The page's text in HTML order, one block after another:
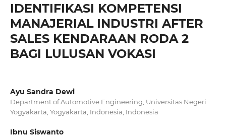
IDENTIFIKASI KOMPETENSI
MANAJERIAL INDUSTRI AFTER
SALES KENDARAAN RODA 2
BAGI LULUSAN VOKASI
Ayu Sandra Dewi
Department of Automotive Engineering, Universitas Negeri
Yogyakarta, Yogyakarta, Indonesia, Indonesia
Ibnu Siswanto